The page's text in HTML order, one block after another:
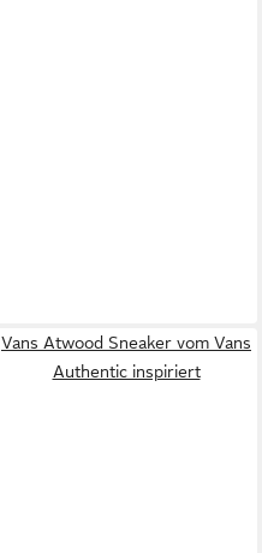
Vans Atwood Sneaker vom Vans
Authentic inspiriert